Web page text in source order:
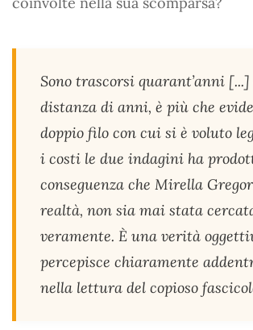
Sono trascorsi quarant’anni [...]
distanza di anni, è più che
doppio filo con cui si è voluto
i costi le due indagini ha
conseguenza che Mirella
realtà, non sia mai stata
veramente. È una verità
percepisce chiaramente
nella lettura del copioso